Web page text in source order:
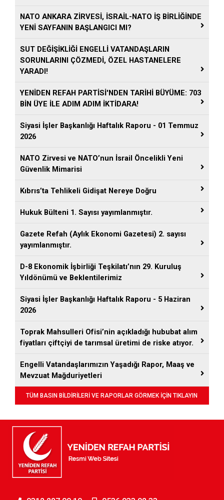
NATO ANKARA ZİRVESİ, İSRAİL-NATO İŞ BİRLİĞİNDE
YENİ SAYFANIN BAŞLANGICI MI?
SUT DEĞİŞİKLİĞİ ENGELLİ VATANDAŞLARIN
SORUNLARINI ÇÖZMEDİ, ÖZEL HASTANELERE
YARADI!
YENİDEN REFAH PARTİSİ'NDEN TARİHİ BÜYÜME: 703
BİN ÜYE İLE ADIM ADIM İKTİDARA!
Siyasi İşler Başkanlığı Haftalık Raporu - 01 Temmuz
2026
NATO Zirvesi ve NATO’nun İsrail Öncelikli Yeni
Güvenlik Mimarisi
Kıbrıs’ta Tehlikeli Gidişat Nereye Doğru
Hukuk Bülteni 1. Sayısı yayımlanmıştır.
Gazete Refah (Aylık Ekonomi Gazetesi) 2. sayısı
yayımlanmıştır.
D-8 Ekonomik İşbirliği Teşkilatı’nın 29. Kuruluş
Yıldönümü ve Beklentilerimiz
Siyasi İşler Başkanlığı Haftalık Raporu - 5 Haziran
2026
Toprak Mahsulleri Ofisi’nin açıkladığı hububat alım
fiyatları çiftçiyi de tarımsal üretimi de riske atıyor.
Engelli Vatandaşlarımızın Yaşadığı Rapor, Maaş ve
Mevzuat Mağduriyetleri
TÜM BASIN BİLDİRİLERİ VE RAPORLAR GÖRMEK İÇİN TIKLAYIN